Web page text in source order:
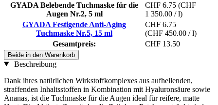
GYADA Belebende Tuchmaske für die
Augen Nr.2, 5 ml
CHF 6.75 (CHF
1 350.00 / l)
GYADA Festigende Anti-Aging
Tuchmaske Nr.5, 15 ml
CHF 6.75
(CHF 450.00 / l)
Gesamtpreis:
CHF 13.50
Beide in den Warenkorb
Beschreibung
Dank ihres natürlichen Wirkstoffkomplexes aus aufhellenden,
straffenden Inhaltsstoffen in Kombination mit Hyaluronsäure sowie
Ananas, ist die Tuchmaske für die Augen ideal für reifere, matte